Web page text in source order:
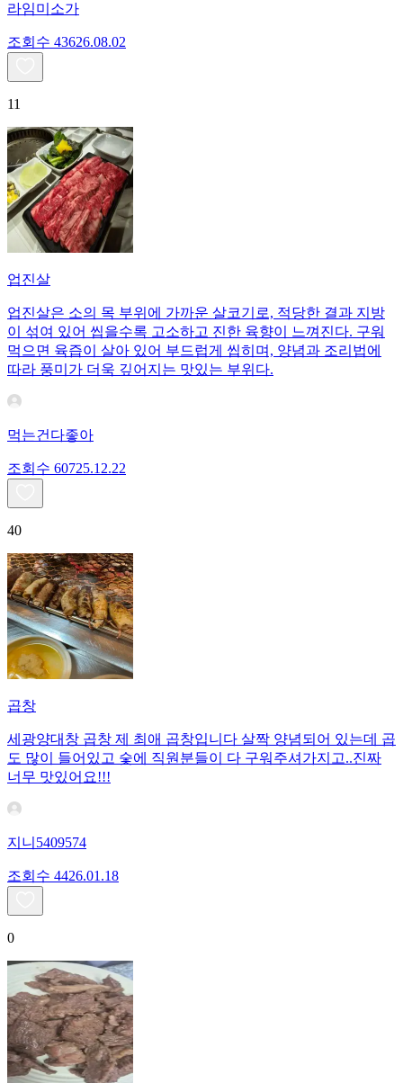
라임미소가
조회수 43626.08.02
11
업진살
업진살은 소의 목 부위에 가까운 살코기로, 적당한 결과 지방
이 섞여 있어 씹을수록 고소하고 진한 육향이 느껴진다. 구워
먹으면 육즙이 살아 있어 부드럽게 씹히며, 양념과 조리법에
따라 풍미가 더욱 깊어지는 맛있는 부위다.
먹는건다좋아
조회수 60725.12.22
40
곱창
세광양대창 곱창 제 최애 곱창입니다 살짝 양념되어 있는데 곱
도 많이 들어있고 숯에 직원분들이 다 구워주셔가지고..진짜
너무 맛있어요!!!
지니5409574
조회수 4426.01.18
0